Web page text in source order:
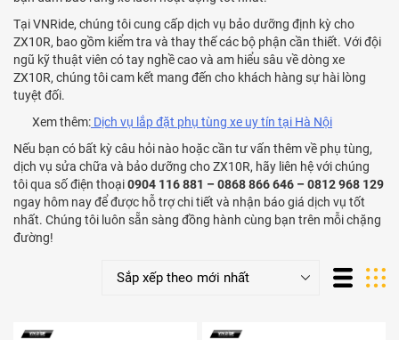
Tại VNRide, chúng tôi cung cấp dịch vụ bảo dưỡng định kỳ cho
ZX10R, bao gồm kiểm tra và thay thế các bộ phận cần thiết. Với đội
ngũ kỹ thuật viên có tay nghề cao và am hiểu sâu về dòng xe
ZX10R, chúng tôi cam kết mang đến cho khách hàng sự hài lòng
tuyệt đối.
Xem thêm: Dịch vụ lắp đặt phụ tùng xe uy tín tại Hà Nội
Nếu bạn có bất kỳ câu hỏi nào hoặc cần tư vấn thêm về phụ tùng,
dịch vụ sửa chữa và bảo dưỡng cho ZX10R, hãy liên hệ với chúng
tôi qua số điện thoại0904 116 881 – 0868 866 646 – 0812 968 129
ngay hôm nay để được hỗ trợ chi tiết và nhận báo giá dịch vụ tốt
nhất. Chúng tôi luôn sẵn sàng đồng hành cùng bạn trên mỗi chặng
đường!